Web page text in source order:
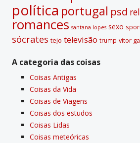
polí­tica portugal psd
romances santana lopes sexo
sócrates tejo televisão trump vitor
A categoria das coisas
Coisas Antigas
Coisas da Vida
Coisas de Viagens
Coisas dos estudos
Coisas Lidas
Coisas meteóricas